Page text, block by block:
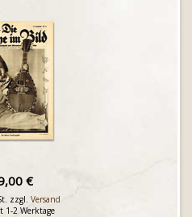
€
zzgl. Versand
1-2 Werktage